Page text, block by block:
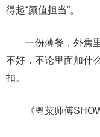
得起“颜值担当”。
一份薄餐，外焦里
不好，不论里面加什
扣。
《粤菜师傅SHOW